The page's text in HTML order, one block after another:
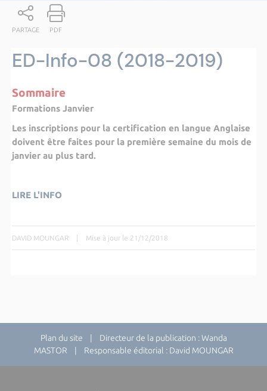
PARTAGE PDF
ED-Info-08 (2018-2019)
Sommaire
Formations Janvier
Les inscriptions pour la certification en langue Anglaise
doivent être faites pour la première semaine du mois de
janvier au plus tard.
LIRE L'INFO
DAVID MOUNGAR | Mise à jour le 21/12/2018
Plan du site | Directeur de la publication : Wanda
MASTOR | Responsable éditorial : David MOUNGAR